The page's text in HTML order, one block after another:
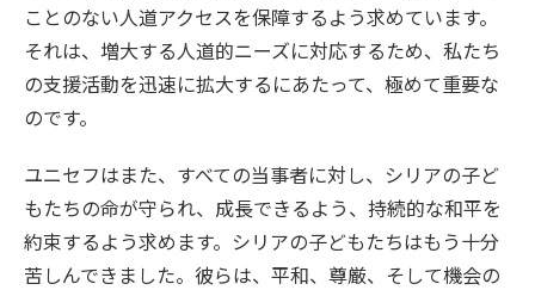
ことのない人道アクセスを保障するよう求めています。
それは、増大する人道的ニーズに対応するため、私たち
の支援活動を迅速に拡大するにあたって、極めて重要な
のです。
ユニセフはまた、すべての当事者に対し、シリアの子ど
もたちの命が守られ、成長できるよう、持続的な和平を
約束するよう求めます。シリアの子どもたちはもう十分
苦しんできました。彼らは、平和、尊厳、そして機会の